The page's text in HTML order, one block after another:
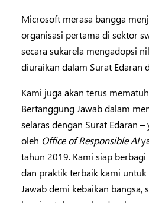
Microsoft merasa bangga
organisasi pertama di sektor
secara sukarela mengadopsi
diuraikan dalam Surat Edaran
Kami juga akan terus
Bertanggung Jawab dalam
selaras dengan Surat Edaran –
oleh Office of Responsible AI
tahun 2019. Kami siap
dan praktik terbaik kami
Jawab demi kebaikan bangsa,